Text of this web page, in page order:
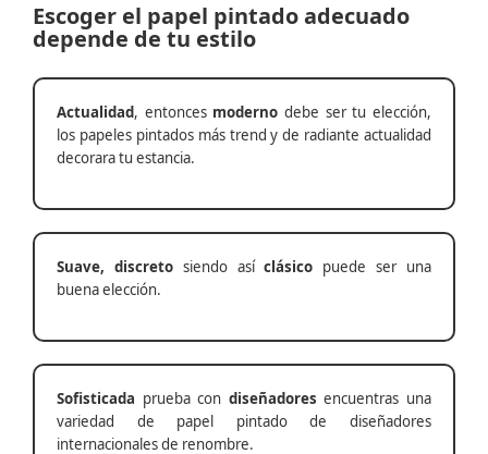
Escoger el papel pintado adecuado
depende de tu estilo
Actualidad, entonces moderno debe ser tu elección,
los papeles pintados más trend y de radiante actualidad
decorara tu estancia.
Suave, discretosiendo asíclásico puede ser una
buena elección.
Sofisticada prueba con diseñadores encuentras una
variedad de papel pintado de diseñadores
internacionales de renombre.